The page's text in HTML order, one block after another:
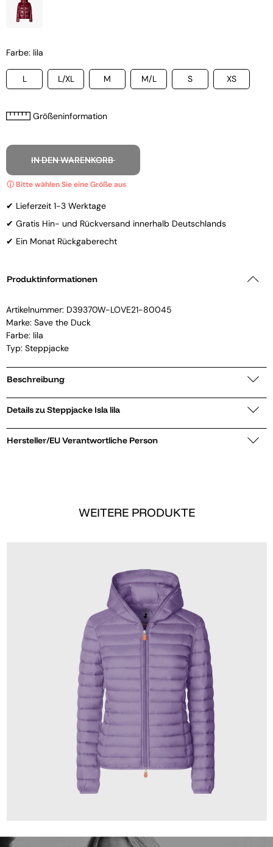
Farbe: lila
L L/XL M M/L S XS
Größeninformation
IN DEN WARENKORB
✔ Lieferzeit 1-3 Werktage
✔ Gratis Hin- und Rückversand innerhalb Deutschlands
✔ Ein Monat Rückgaberecht
Produktinformationen
Artikelnummer: D39370W-LOVE21-80045
Marke: Save the Duck
Farbe: lila
Typ: Steppjacke
Beschreibung
Details zu Steppjacke Isla lila
Hersteller/EU Verantwortliche Person
WEITERE PRODUKTE